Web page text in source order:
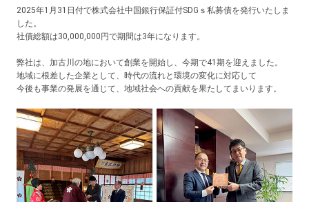
2025年1月31日付で株式会社中国銀行保証付SDGｓ私募債を発行いたしま
した。
社債総額は30,000,000円で期間は3年になります。
弊社は、加古川の地において創業を開始し、今期で41期を迎えました。
地域に根差した企業として、時代の流れと環境の変化に対応して
今後も事業の発展を通じて、地域社会への貢献を果たしてまいります。